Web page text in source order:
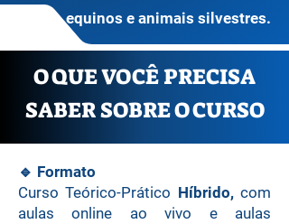
gatos, equinos e animais silvestres.
O QUE VOCÊ PRECISA
SABER SOBRE O CURSO​​
🔹 Formato
Curso Teórico-Prático Híbrido,com
aulas online ao vivo e aulas